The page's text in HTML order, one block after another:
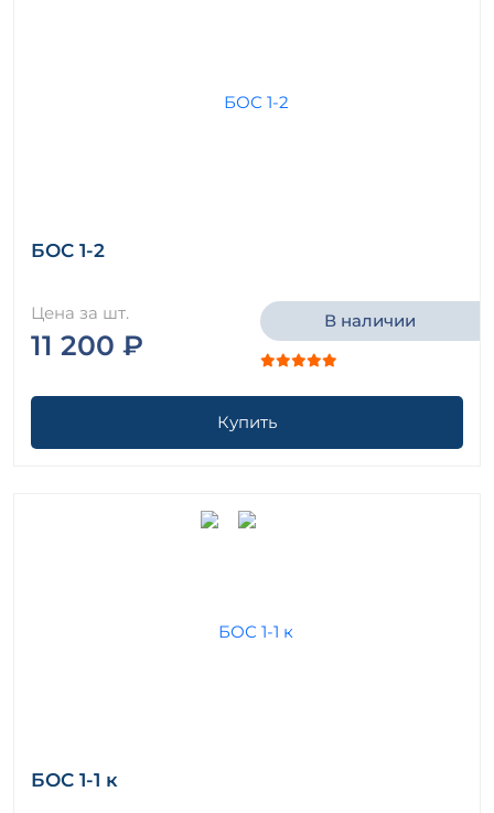
БОС 1-2
Цена за шт.
11 200 ₽
В наличии
Купить
БОС 1-1 к